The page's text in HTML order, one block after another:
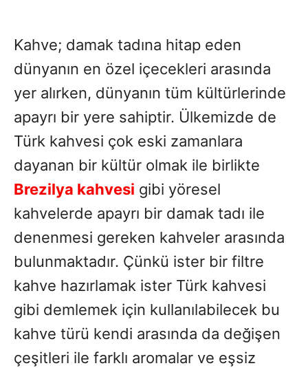
Kahve; damak tadına hitap eden
dünyanın en özel içecekleri arasında
yer alırken, dünyanın tüm kültürlerinde
apayrı bir yere sahiptir. Ülkemizde de
Türk kahvesi çok eski zamanlara
dayanan bir kültür olmak ile birlikte
Brezilya kahvesi gibi yöresel
kahvelerde apayrı bir damak tadı ile
denenmesi gereken kahveler arasında
bulunmaktadır. Çünkü ister bir filtre
kahve hazırlamak ister Türk kahvesi
gibi demlemek için kullanılabilecek bu
kahve türü kendi arasında da değişen
çeşitleri ile farklı aromalar ve eşsiz